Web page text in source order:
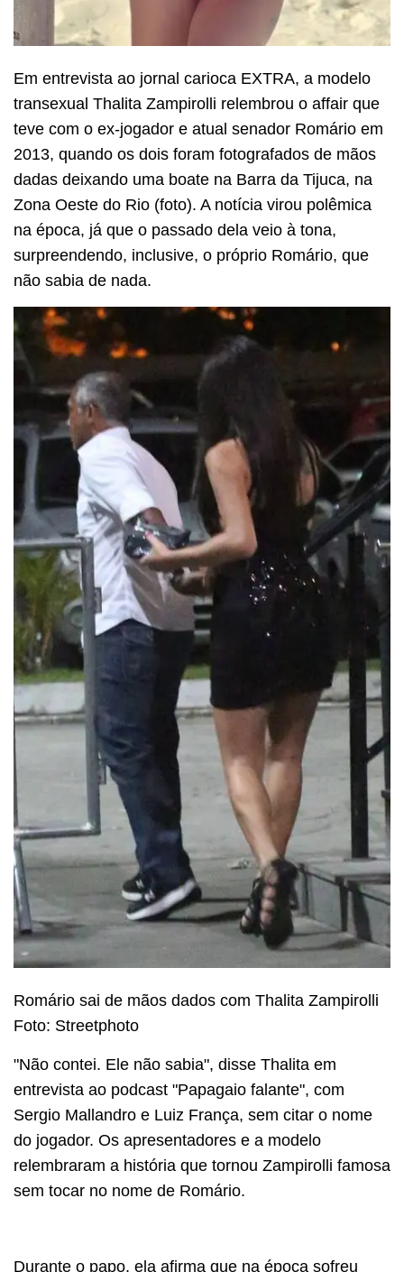
Em entrevista ao jornal carioca EXTRA, a modelo
transexual Thalita Zampirolli relembrou o affair que
teve com o ex-jogador e atual senador Romário em
2013, quando os dois foram fotografados de mãos
dadas deixando uma boate na Barra da Tijuca, na
Zona Oeste do Rio (foto). A notícia virou polêmica
na época, já que o passado dela veio à tona,
surpreendendo, inclusive, o próprio Romário, que
não sabia de nada.
Romário sai de mãos dados com Thalita Zampirolli
Foto: Streetphoto
"Não contei. Ele não sabia", disse Thalita em
entrevista ao podcast "Papagaio falante", com
Sergio Mallandro e Luiz França, sem citar o nome
do jogador. Os apresentadores e a modelo
relembraram a história que tornou Zampirolli famosa
sem tocar no nome de Romário.
Durante o papo, ela afirma que na época sofreu